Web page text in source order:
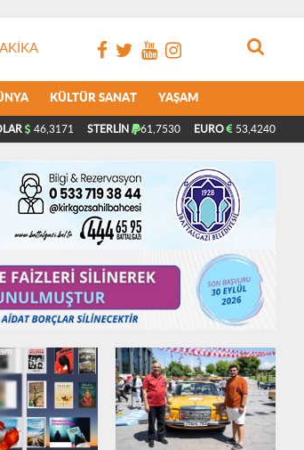
KÜLTÜR SANAT YAŞAM
46,3171 STERLİN 61,7530 EURO 53,4240